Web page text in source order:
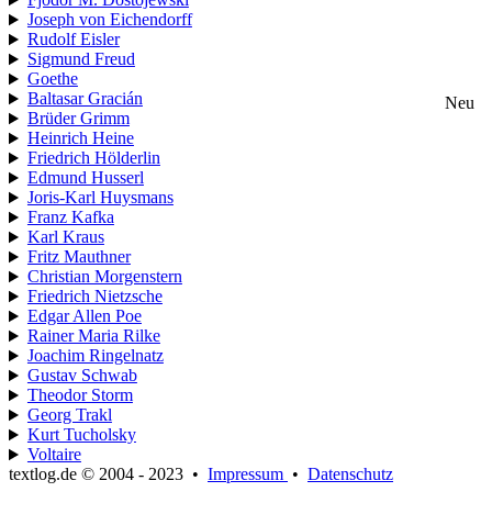
Joseph von Eichendorff
Rudolf Eisler
Sigmund Freud
Goethe
Baltasar Gracián
Neu
Brüder Grimm
Heinrich Heine
Friedrich Hölderlin
Edmund Husserl
Joris-Karl Huysmans
Franz Kafka
Karl Kraus
Fritz Mauthner
Christian Morgenstern
Friedrich Nietzsche
Edgar Allen Poe
Rainer Maria Rilke
Joachim Ringelnatz
Gustav Schwab
Theodor Storm
Georg Trakl
Kurt Tucholsky
Voltaire
textlog.de © 2004 - 2023 • Impressum • Datenschutz